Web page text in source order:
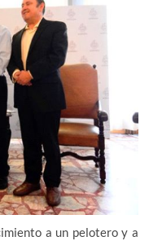
a un pelotero y a